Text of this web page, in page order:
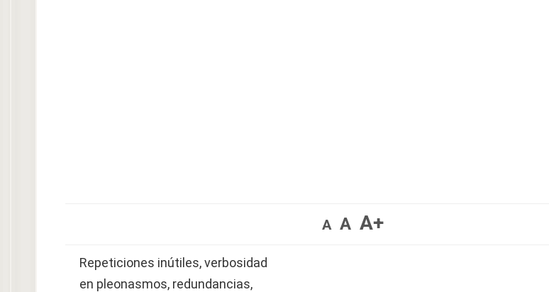
A A A+
Repeticiones inútiles, verbosidad
en pleonasmos, redundancias,